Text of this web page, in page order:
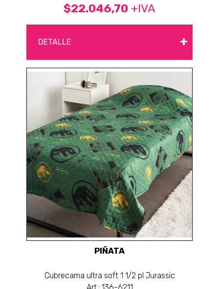
$22.046,70 +IVA
DETALLE +
PIÑATA
Cubrecama ultra soft 1 1/2 pl Jurassic